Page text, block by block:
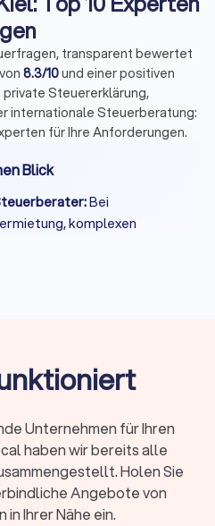
transparent bewertet
8.3/10und einer positiven
private Steuererklärung,
internationale Steuerberatung:
für Ihre Anforderungen.
Blick
Bei
komplexen
ist Pflicht, Fachberater-
Kontakt oder flexible
bieten 15-20
Unternehmen für Ihren
haben wir bereits alle
Holen Sie
Angebote von
in Ihrer Nähe ein.